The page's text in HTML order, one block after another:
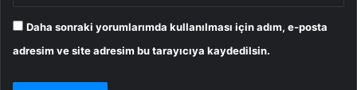
Daha sonraki yorumlarımda kullanılması için adım, e-posta
adresim ve site adresim bu tarayıcıya kaydedilsin.